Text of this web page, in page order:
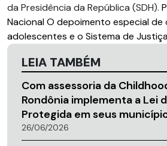
da Presidência da República (SDH).
Nacional O depoimento especial de
adolescentes e o Sistema de
LEIA TAMBÉM
Com assessoria da
Rondônia implementa a Lei
Protegida em seus
26/06/2026